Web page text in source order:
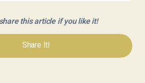
this article if you like it!
Share It!